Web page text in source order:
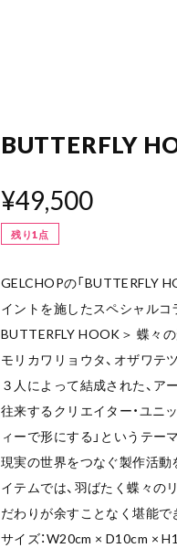
BUTTERFLY
¥49,500
残り1点
GELCHOPの「BUTTERFLY
イントを施したスペシャルコ
BUTTERFLY HOOK＞ 蝶々
モリカワリョウタ、オザワテ
３人によって結成された、ア
往来するクリエイター・ユニ
ィーで形にする」というテー
現実の世界をつなぐ製作活動
イテムでは、羽ばたく蝶々の
だわりが余すことなく堪能で
サイズ：W20cm × D10cm ×